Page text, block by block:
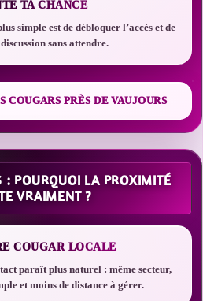
TA CHANCE
simple est de débloquer l’accès et de
sans attendre.
COUGARS PRÈS DE VAUJOURS
: POURQUOI LA PROXIMITÉ
VRAIMENT ?
COUGAR LOCALE
paraît plus naturel : même secteur,
et moins de distance à gérer.